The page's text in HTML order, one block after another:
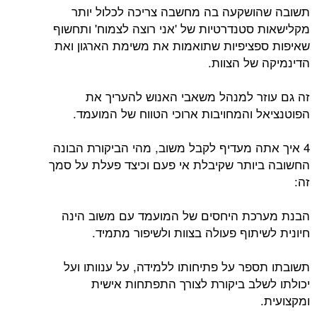
תשובה שהושקעה בה מחשבה צריכה לכלול יותר
מקלישאות סטנדרטיות של 'אני רוצה לצמוח' ותחשוף
שאיפות ספציפיות שתואמות את משימת הארגון ואת
הדינמיקה של הצוות.
זה גם עוזר למנהל משאבי האנוש להעריך את
הפוטנציאל והמחויבות ארוכי הטווח של המועמד.
4 איך אתה מעדיף לקבל משוב, מהי הביקורת הבונה
החשובה ביותר שקיבלת אי פעם וכיצד פעלת על סמך
זה:
הבנת מערכת היחסים של המועמד עם משוב הינה
חיונית לשיתוף פעולה בצוות ולשיפור מתמיד.
תשובתו תספר על פתיחותו ללמידה, על ענוותו ועל
יכולתו לשלב ביקורת לצורך התפתחות אישית
ומקצועית.